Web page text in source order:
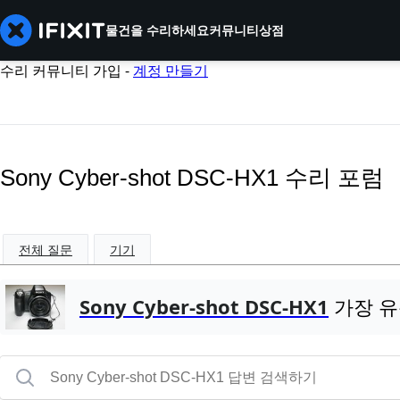
물건을 수리하세요커뮤니티상점
수리 커뮤니티 가입 -계정 만들기
Sony Cyber-shot DSC-HX1 수리 포럼
전체 질문 기기
Sony Cyber-shot DSC-HX1 가장